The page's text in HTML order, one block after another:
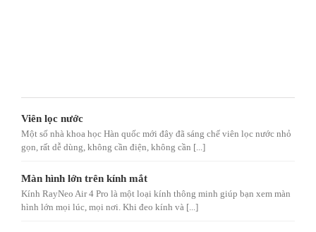
Viên lọc nước
Một số nhà khoa học Hàn quốc mới đây đã sáng chế viên lọc nước nhỏ
gọn, rất dễ dùng, không cần điện, không cần [...]
Màn hình lớn trên kính mắt
Kính RayNeo Air 4 Pro là một loại kính thông minh giúp bạn xem màn
hình lớn mọi lúc, mọi nơi. Khi đeo kính và [...]